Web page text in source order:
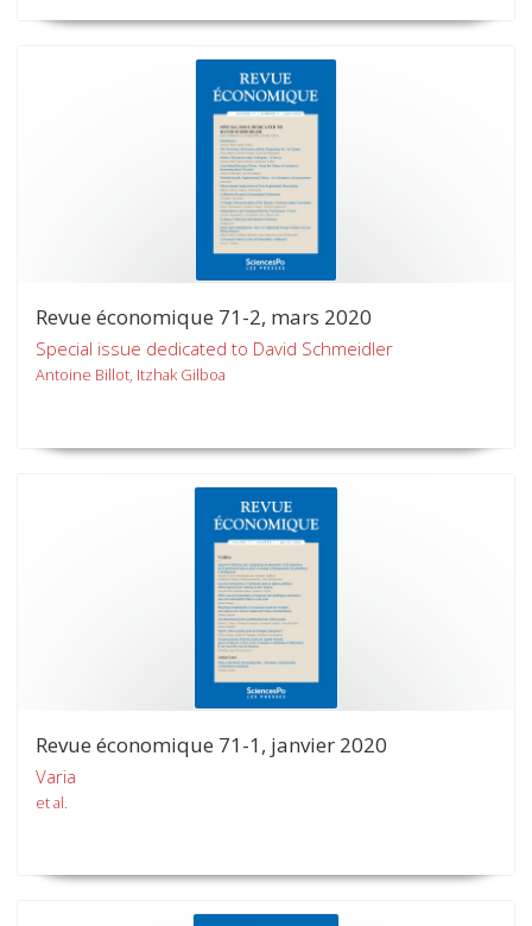
Revue économique 71-2, mars 2020
Special issue dedicated to David Schmeidler
Antoine Billot, Itzhak Gilboa
Revue économique 71-1, janvier 2020
Varia
et al.